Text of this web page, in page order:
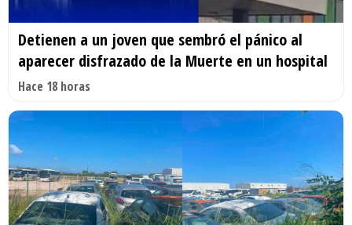
Detienen a un joven que sembró el pánico al
aparecer disfrazado de la Muerte en un hospital
Hace 18 horas